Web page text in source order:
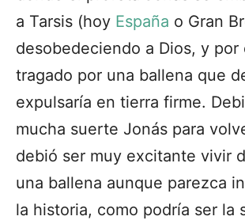
a Tarsis (hoy España o Gran
desobedeciendo a Dios, y por
tragado por una ballena que
expulsaría en tierra firme.
mucha suerte Jonás para
debió ser muy excitante vivir
una ballena aunque parezca
la historia, como podría ser la